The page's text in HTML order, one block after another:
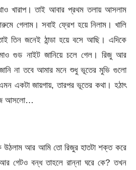
খারাপ। তাই আবার প্রথম তলায় আসলাম
গেলাম। সবাই ফ্রেশ হয়ে নিলাম। খালি
তিন জনেই ঠান্ডা হয়ে বসে আছি। এদিকে
গুড নাইট জানিয়ে চলে গেল। রিজু আর
না তবে আমার মনে শুধু ভূতের মুভি গুলো
একটা জায়গায়, তারপর ভূতের কথা। হঠাৎ
আসলো…
উঠলাম আর আমি তো রিজুর হাতটা শক্ত করে
গেটও বন্ধ তাহলে রান্না ঘরে কে? তখন